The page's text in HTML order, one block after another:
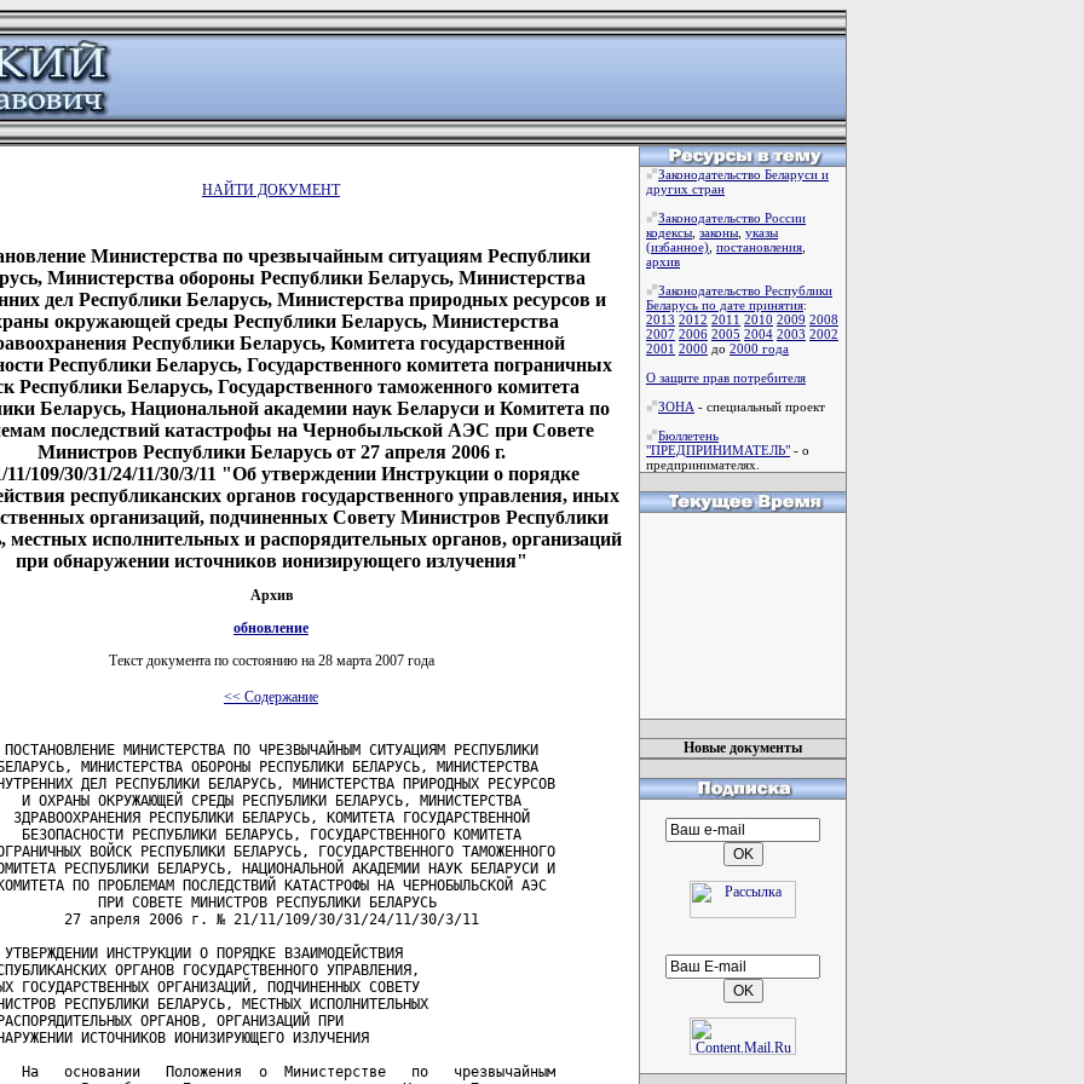
НАЙТИ ДОКУМЕНТ
Министерства по чрезвычайным ситуациям Республики
Министерства обороны Республики Беларусь, Министерства
дел Республики Беларусь, Министерства природных ресурсов и
окружающей среды Республики Беларусь, Министерства
Республики Беларусь, Комитета государственной
Республики Беларусь, Государственного комитета пограничных
Республики Беларусь, Государственного таможенного комитета
Беларусь, Национальной академии наук Беларуси и Комитета по
последствий катастрофы на Чернобыльской АЭС при Совете
Министров Республики Беларусь от 27 апреля 2006 г.
109/30/31/24/11/30/3/11 "Об утверждении Инструкции о порядке
республиканских органов государственного управления, иных
организаций, подчиненных Совету Министров Республики
местных исполнительных и распорядительных органов, организаций
при обнаружении источников ионизирующего излучения"
Архив
обновление
Текст документа по состоянию на 28 марта 2007 года
<< Содержание
Законодательство Беларуси и
других стран
Законодательство России
кодексы законы указы
(избанное) постановления
архив
Законодательство Республики
Беларусь по дате принятия:
2013 2012 2011 2010 2009 2008
2007 2006 2005 2004 2003 2002
2001 2000 до 2000 года
О защите прав потребителя
ЗОНА - специальный проект
Бюллетень
"ПРЕДПРИНИМАТЕЛЬ" - о
предпринимателях.
Новые документы